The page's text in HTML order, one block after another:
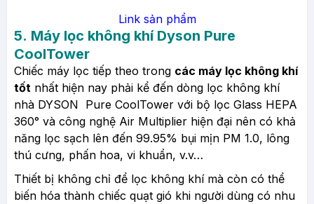
Link sản phẩm
5. Máy lọc không khí Dyson Pure
CoolTower
Chiếc máy lọc tiếp theo trong các máy lọc không khí
tốt nhất hiện nay phải kể đến dòng lọc không khí
nhà DYSON Pure CoolTower với bộ lọc Glass HEPA
360° và công nghệ Air Multiplier hiện đại nên có khả
năng lọc sạch lên đến 99.95% bụi mịn PM 1.0, lông
thú cưng, phấn hoa, vi khuẩn, v.v…
Thiết bị không chỉ để lọc không khí mà còn có thể
biến hóa thành chiếc quạt gió khi người dùng có nhu